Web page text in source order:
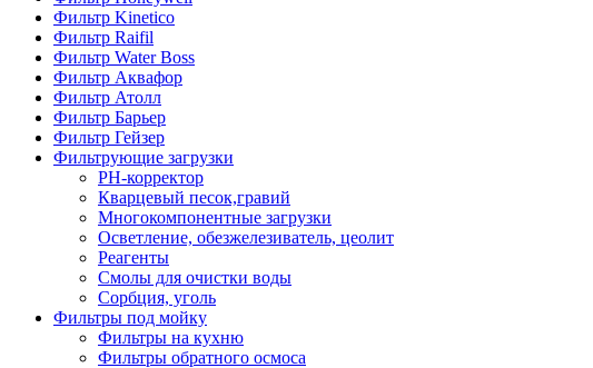
Фильтр Kinetico
Фильтр Raifil
Фильтр Water Boss
Фильтр Аквафор
Фильтр Атолл
Фильтр Барьер
Фильтр Гейзер
Фильтрующие загрузки
PH-корректор
Кварцевый песок,гравий
Многокомпонентные загрузки
Осветление, обезжелезиватель, цеолит
Реагенты
Смолы для очистки воды
Сорбция, уголь
Фильтры под мойку
Фильтры на кухню
Фильтры обратного осмоса